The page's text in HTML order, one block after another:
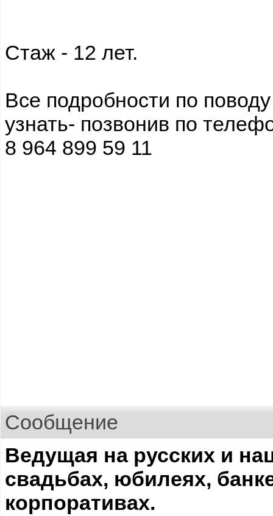
Стаж - 12 лет.
Все подробности по
узнать- позвонив по
8 964 899 59 11
Сообщение
Ведущая на русских и
свадьбах, юбилеях,
корпоративах.